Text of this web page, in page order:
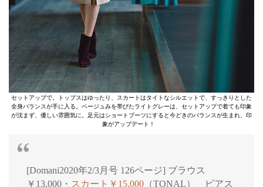
セットアップで。トップスはゆったり、スカートはタイトなシルエットで、すっきりとした
全身バランスが手に入る。ベージュみを帯びたライトグレーは、セットアップで着ても印象
が沈まず、優しい雰囲気に。足元はショートブーツにすると今どきのバランスが生まれ、印
象がアップデート！
[Domani2020年2/3月号 126ページ] ブラウス
￥13,000・ スカート￥15,000 （TONAL） ピアス